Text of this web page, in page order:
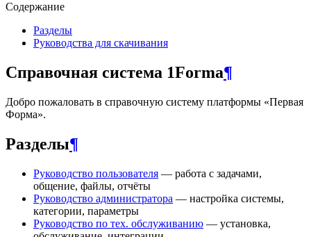
Содержание
Разделы
Руководства для скачивания
Справочная система 1Forma¶
Добро пожаловать в справочную систему платформы «Первая
Форма».
Разделы¶
Руководство пользователя — работа с задачами,
общение, файлы, отчёты
Руководство администратора — настройка системы,
категории, параметры
Руководство по тех. обслуживанию — установка,